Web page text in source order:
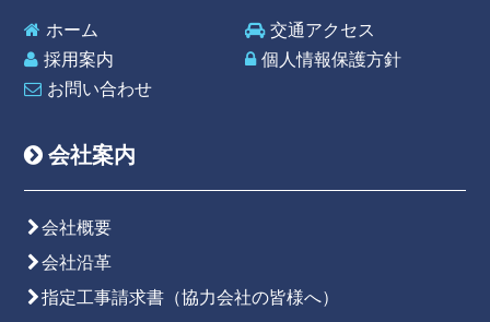
ホーム
交通アクセス
採用案内
個人情報保護方針
お問い合わせ
会社案内
会社概要
会社沿革
指定工事請求書（協力会社の皆様へ）